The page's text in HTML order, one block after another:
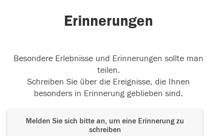
Erinnerungen
Besondere Erlebnisse und Erinnerungen sollte man
teilen.
Schreiben Sie über die Ereignisse, die Ihnen
besonders in Erinnerung geblieben sind.
Melden Sie sich bitte an, um eine Erinnerung zu
schreiben